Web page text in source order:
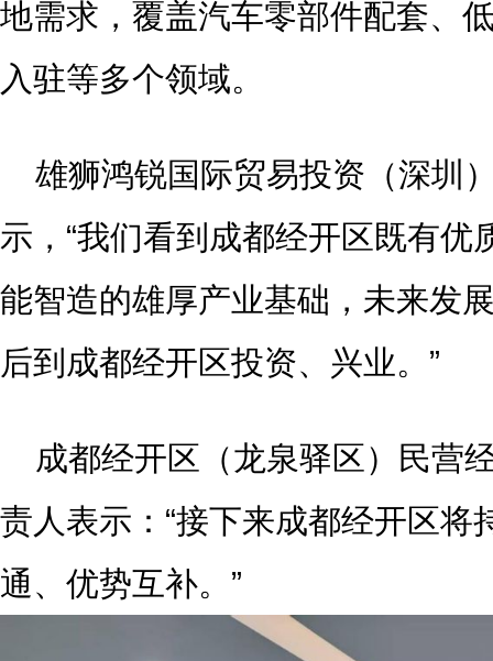
地需求，覆盖汽车零部件配套、
入驻等多个领域。
雄狮鸿锐国际贸易投资（深圳
示，“我们看到成都经开区既有优
能智造的雄厚产业基础，未来发
后到成都经开区投资、兴业。”
成都经开区（龙泉驿区）民营
责人表示：“接下来成都经开区将
通、优势互补。”